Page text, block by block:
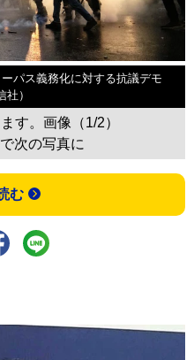
パス義務化に対する抗議デモ
）
す。画像（1/2）
次の写真に
む